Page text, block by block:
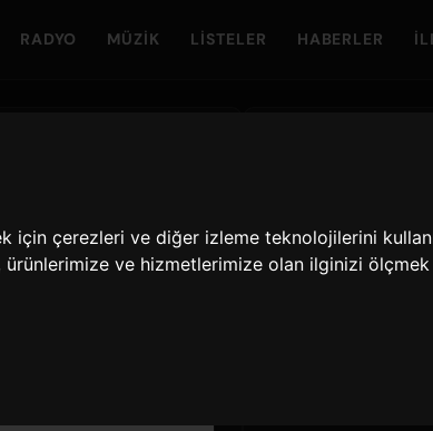
için çerezleri ve diğer izleme teknolojilerini
ürünlerimize ve hizmetlerimize olan ilginizi
RADYO MÜZIK LISTELER HABERLER
Only